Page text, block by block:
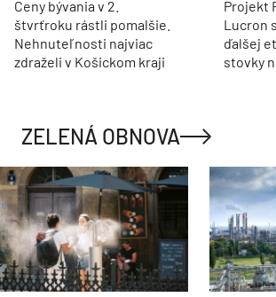
Ceny bývania v 2.
štvrťroku rástli pomalšie.
Nehnuteľnosti najviac
zdraželi v Košickom kraji
Projekt
Lucron
ďalšej
stovky
ZELENÁ OBNOVA